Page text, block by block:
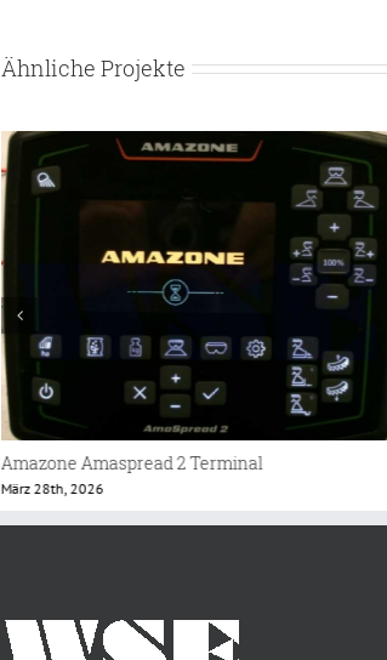
Ähnliche Projekte
Amazone Amatron 4 Terminal
September 25th, 2025